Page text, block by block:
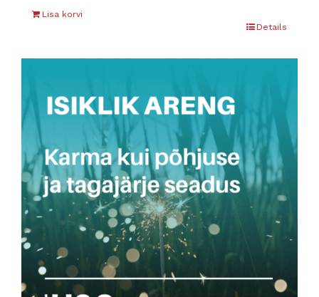
Lisa korvi
Details